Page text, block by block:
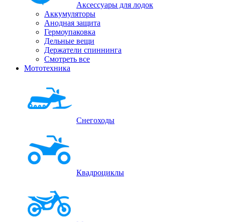
Аксессуары для лодок
Аккумуляторы
Анодная защита
Гермоупаковка
Дельные вещи
Держатели спиннинга
Смотреть все
Мототехника
Снегоходы
Квадроциклы